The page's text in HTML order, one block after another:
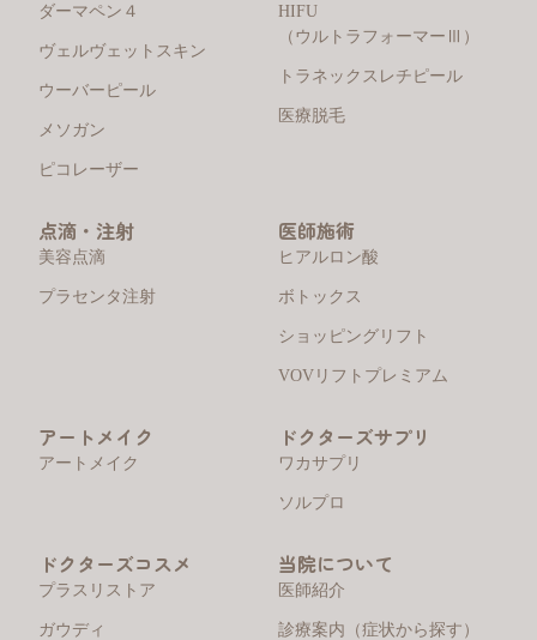
ダーマペン４
ヴェルヴェットスキン
ウーバーピール
メソガン
ピコレーザー
HIFU
（ウルトラフォーマーⅢ）
トラネックスレチピール
医療脱毛
点滴・注射
美容点滴
プラセンタ注射
医師施術
ヒアルロン酸
ボトックス
ショッピングリフト
VOVリフトプレミアム
アートメイク
アートメイク
ドクターズサプリ
ワカサプリ
ソルプロ
ドクターズコスメ
プラスリストア
ガウディ
当院について
医師紹介
診療案内（症状から探す）